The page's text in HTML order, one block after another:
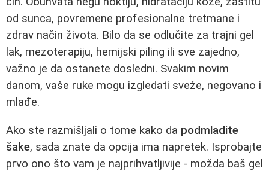
od sunca, povremene profesionalne tretmane i
zdrav način života. Bilo da se odlučite za trajni gel
lak, mezoterapiju, hemijski piling ili sve zajedno,
važno je da ostanete dosledni. Svakim novim
danom, vaše ruke mogu izgledati sveže, negovano i
mlađe.
Ako ste razmišljali o tome kako da podmladite
šake, sada znate da opcija ima napretek. Isprobajte
prvo ono što vam je najprihvatljivije - možda baš gel